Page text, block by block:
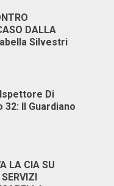
DALLA
Silvestri
Di
32: Il Guardiano
LA CIA SU